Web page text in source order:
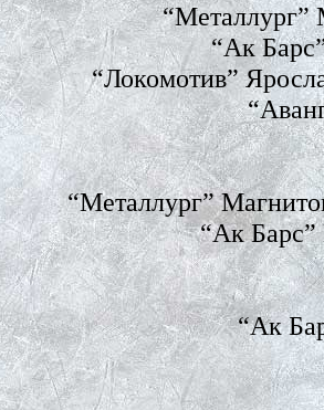
“Металлург”
“Ак
“Локомотив”
“Металлург”
“Ак Барс”
“Ак